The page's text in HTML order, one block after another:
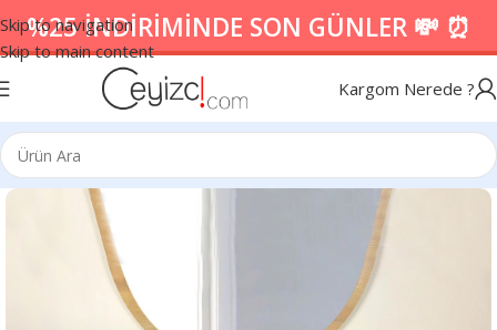
Skip to navigation
Skip to main content
%25 İNDİRİMİNDE SON GÜNLER 💸 ⏰
Kargom Nerede ?